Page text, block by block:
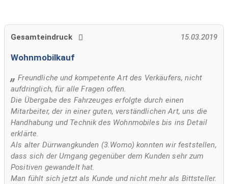
Gesamteindruck 15.03.2019
Wohnmobilkauf
Freundliche und kompetente Art des Verkäufers, nicht
aufdringlich, für alle Fragen offen.
Die Übergabe des Fahrzeuges erfolgte durch einen
Mitarbeiter, der in einer guten, verständlichen Art, uns die
Handhabung und Technik des Wohnmobiles bis ins Detail
erklärte.
Als alter Dürrwangkunden (3.Womo) konnten wir feststellen,
dass sich der Umgang gegenüber dem Kunden sehr zum
Positiven gewandelt hat.
Man fühlt sich jetzt als Kunde und nicht mehr als Bittsteller.